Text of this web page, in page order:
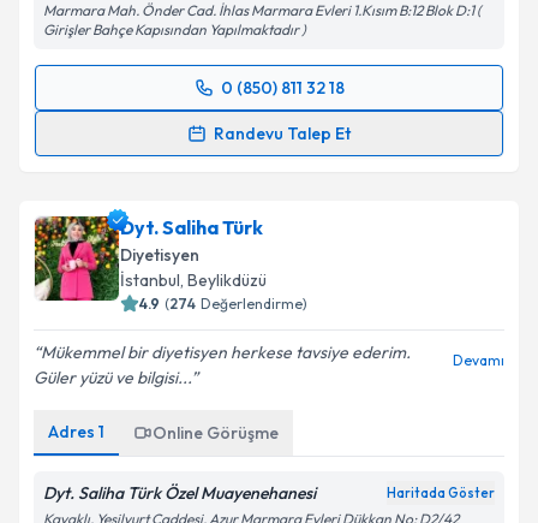
Marmara Mah. Önder Cad. İhlas Marmara Evleri 1.Kısım B:12 Blok D:1 (
Girişler Bahçe Kapısından Yapılmaktadır )
0 (850) 811 32 18
Randevu Talep Et
Randevu Takvimi Talebi
için bir takvim hazırlandığında e-posta ile
bilgilendireceğiz.
E-posta Adresiniz
Metni'ni okudum ve kişisel verilerimin belirtilen
Dyt. Saliha Türk
Diyetisyen
İstanbul, Beylikdüzü
4.9 (274 Değerlendirme)
Mükemmel bir diyetisyen herkese tavsiye ederim.
Güler yüzü ve bilgisi...
Devamı
Adres 1 Online Görüşme
Dyt. Saliha Türk Özel Muayenehanesi Haritada Göster
Kavaklı, Yeşilyurt Caddesi, Azur Marmara Evleri Dükkan No: D2/42